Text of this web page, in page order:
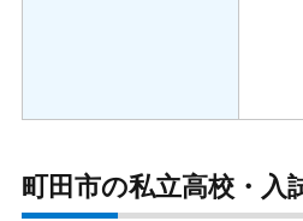
町田市の私立高校・入